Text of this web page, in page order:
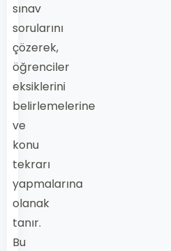
sınav
sorularını
çözerek,
öğrenciler
eksiklerini
belirlemelerine
ve
konu
tekrarı
yapmalarına
olanak
tanır.
Bu